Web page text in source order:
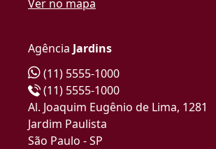
Ver no mapa
Agência Jardins
(11) 5555-1000
(11) 5555-1000
Al. Joaquim Eugênio de Lima, 1281
Jardim Paulista
São Paulo - SP